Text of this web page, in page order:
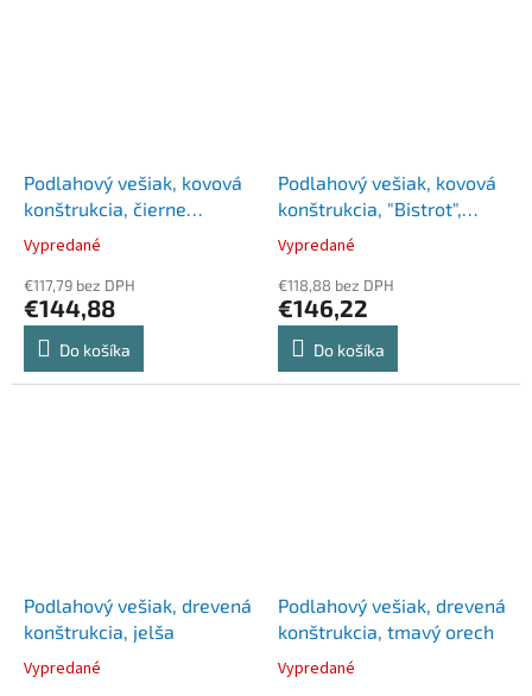
Podlahový vešiak, kovová
konštrukcia, čierne
vešiaky, ALBA "Cleo",
chróm
Vypredané
€117,79 bez DPH
€144,88
Do košíka
Podlahový vešiak, kovová
konštrukcia, "Bistrot",
čierny
Vypredané
€118,88 bez DPH
€146,22
Do košíka
Podlahový vešiak, drevená
konštrukcia, jelša
Vypredané
Podlahový vešiak, drevená
konštrukcia, tmavý orech
Vypredané